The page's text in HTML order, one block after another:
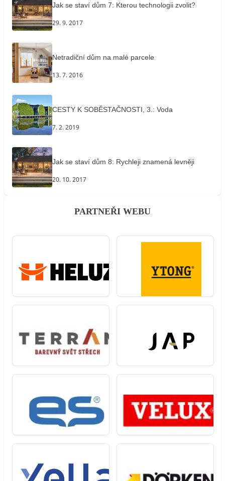
Jak se staví dům 7: Kterou technologii zvolit?
29. 9. 2017
Netradiční dům na malé parcele
13. 7. 2016
CESTY K SOBĚSTAČNOSTI, 3.: Voda
7. 2. 2019
Jak se staví dům 8: Rychleji znamená levněji
20. 10. 2017
PARTNEŘI WEBU